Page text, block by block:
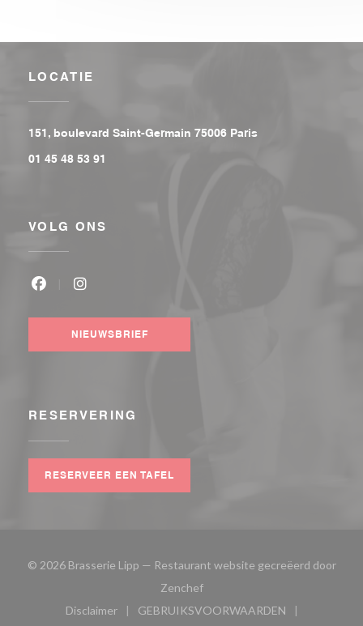
LOCATIE
151, boulevard Saint-Germain 75006 Paris
01 45 48 53 91
VOLG ONS
NIEUWSBRIEF
RESERVERING
RESERVEER EEN TAFEL
© 2026 Brasserie Lipp — Restaurant website gecreëerd door
Zenchef((opent in een nieuw venster))
Disclaimer
((opent in een nieuw venster))
GEBRUIKSVOORWAARDEN
((opent in een nieuw